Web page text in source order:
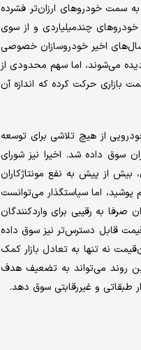
سمت خودروهای ارزان‌تر فشرده
چند‌میلیاردی و از سوی
سال‌های اخیر خودروسازان خصوصی
دیده می‌شوند، اما سهم محدودی از
حرکت کرده که اندازه آن
از هیچ تلاشی برای توسعه
سوق داده شد. اخیرا نیز شورای
بیش از پیش به نفع مونتاژکاران
اما سیاستگذار می‌توانست
به رقیبی برای واردکنندگان
قابل دسترس‌تر نیز سوق داده
نه تنها به تعادل بازار کمک
روند می‌تواند به تضعیف هدف
طبقاتی و غیررقابتی سوق دهد.